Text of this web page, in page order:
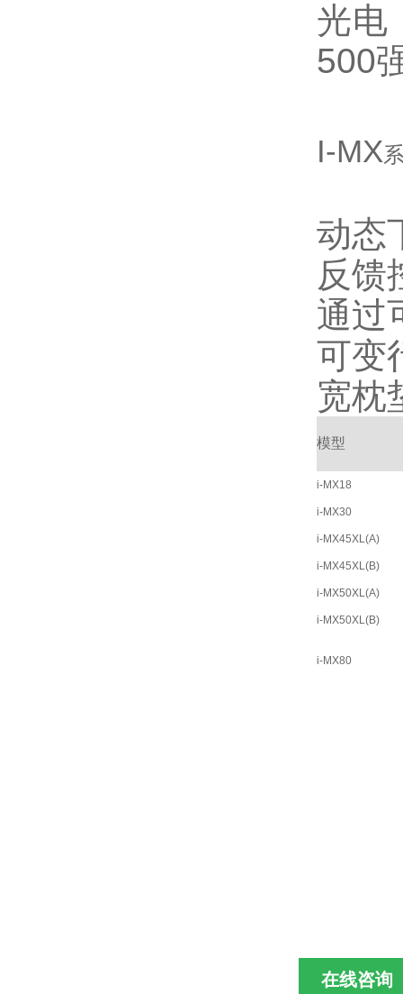
光电
500
I-MX
动态
反馈
通过
可变
宽枕
模型
i-MX18
i-MX30
i-MX45XL(A)
i-MX45XL(B)
i-MX50XL(A)
i-MX50XL(B)
i-MX80
在线咨询